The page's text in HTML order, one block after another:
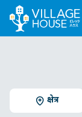
क्षेत्र